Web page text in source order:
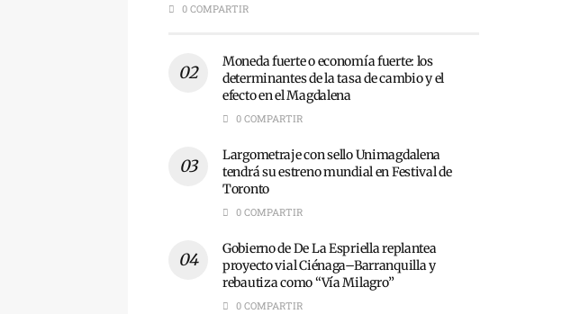
0 COMPARTIR
Moneda fuerte o economía fuerte: los
determinantes de la tasa de cambio y el
efecto en el Magdalena
0 COMPARTIR
Largometraje con sello Unimagdalena
tendrá su estreno mundial en Festival de
Toronto
0 COMPARTIR
Gobierno de De La Espriella replantea
proyecto vial Ciénaga–Barranquilla y
rebautiza como “Vía Milagro”
0 COMPARTIR